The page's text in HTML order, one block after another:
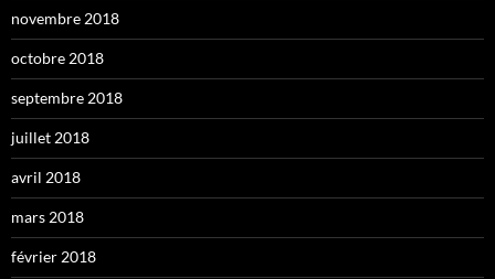
novembre 2018
octobre 2018
septembre 2018
juillet 2018
avril 2018
mars 2018
février 2018